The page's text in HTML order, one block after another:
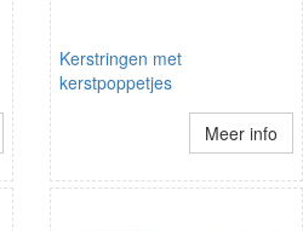
Kerstringen met
kerstpoppetjes
Meer info